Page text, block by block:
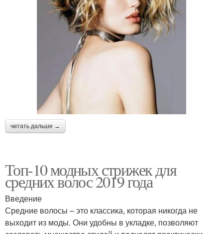
читать дальше →
Топ-10 модных стрижек для
средних волос 2019 года
Введение
Средние волосы – это классика, которая никогда не
выходит из моды. Они удобны в укладке, позволяют